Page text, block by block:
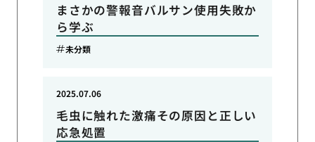
まさかの警報音バルサン使用失敗か
ら学ぶ
未分類
毛虫に触れた激痛その原因と正しい
応急処置
2025.07.06